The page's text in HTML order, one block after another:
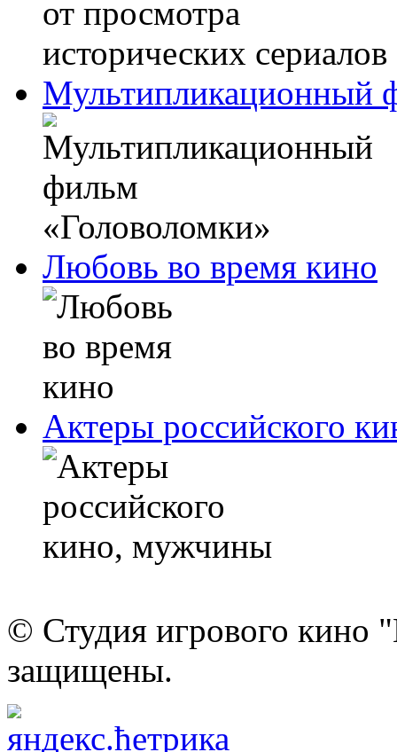
Мультипликационный
Любовь во время кино
Актеры российского
© Студия игрового кино
защищены.